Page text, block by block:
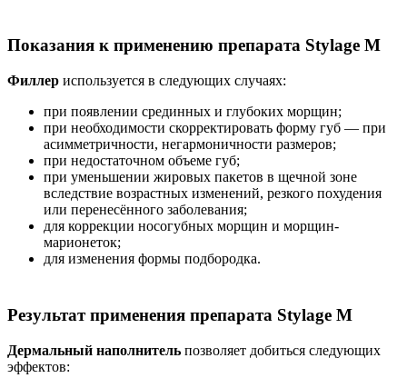
Показания к применению препарата Stylage M
Филлер используется в следующих случаях:
при появлении срединных и глубоких морщин;
при необходимости скорректировать форму губ — при
асимметричности, негармоничности размеров;
при недостаточном объеме губ;
при уменьшении жировых пакетов в щечной зоне
вследствие возрастных изменений, резкого похудения
или перенесённого заболевания;
для коррекции носогубных морщин и морщин-
марионеток;
для изменения формы подбородка.
Результат применения препарата Stylage M
Дермальный наполнитель позволяет добиться следующих
эффектов: